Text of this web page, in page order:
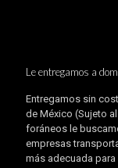
Le entregamos a
Entregamos sin
de México (Sujeto
foráneos le
empresas
más adecuada